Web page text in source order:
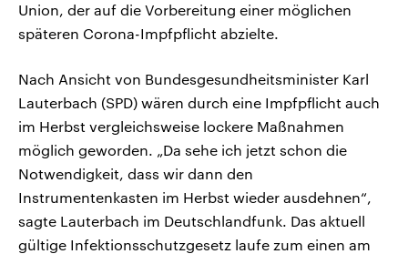
Union, der auf die Vorbereitung einer möglichen
späteren Corona-Impfpflicht abzielte.
Nach Ansicht von Bundesgesundheitsminister Karl
Lauterbach (SPD) wären durch eine Impfpflicht auch
im Herbst vergleichsweise lockere Maßnahmen
möglich geworden. „Da sehe ich jetzt schon die
Notwendigkeit, dass wir dann den
Instrumentenkasten im Herbst wieder ausdehnen“,
sagte Lauterbach im Deutschlandfunk. Das aktuell
gültige Infektionsschutzgesetz laufe zum einen am